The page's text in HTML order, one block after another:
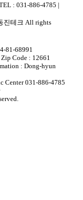
: 031-886-4785 |
진테크 All rights
81-68991
Code : 12661
: Dong-hyun
Center 031-886-4785